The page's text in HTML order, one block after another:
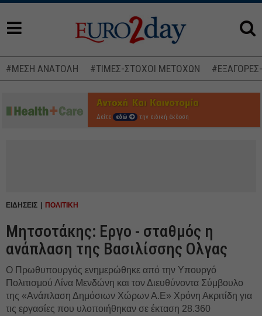
#ΜΕΣΗ ΑΝΑΤΟΛΗ #ΤΙΜΕΣ-ΣΤΟΧΟΙ ΜΕΤΟΧΩΝ
Δείτε εδώ την ειδική έκδοση
ΕΙΔΗΣΕΙΣ ΠΟΛΙΤΙΚΗ
Μητσοτάκης: Εργο - σταθμός η
ανάπλαση της Βασιλίσσης Ολγας
Ο Πρωθυπουργός ενημερώθηκε από την Υπουργό
Πολιτισμού Λίνα Μενδώνη και τον Διευθύνοντα Σύμβουλο
της «Ανάπλαση Δημόσιων Χώρων Α.Ε» Χρόνη Ακριτίδη για
τις εργασίες που υλοποιήθηκαν σε έκταση 28.360